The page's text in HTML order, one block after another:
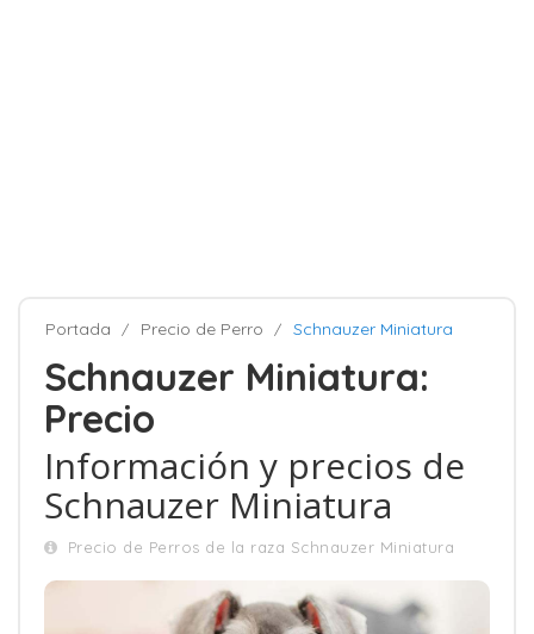
Portada Precio de Perro Schnauzer Miniatura
Schnauzer Miniatura:
Precio
Información y precios de
Schnauzer Miniatura
Precio de Perros de la raza Schnauzer Miniatura